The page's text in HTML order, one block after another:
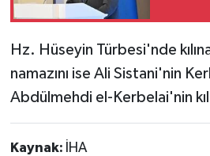
Hz. Hüseyin Türbesi'nde
namazını ise Ali Sistani'nin
Abdülmehdi el-Kerbelai'nin
Kaynak: İHA